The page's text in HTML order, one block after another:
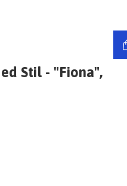
Stil - "Fiona",